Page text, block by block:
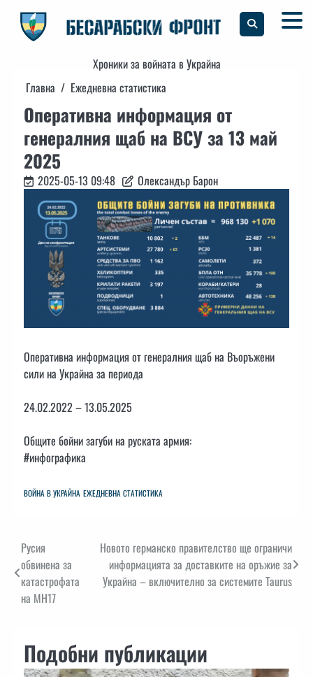
content
Хроники за войната в Украйна
Главна
Ежедневна статистика
Оперативна информация от
генералния щаб на ВСУ за 13 май
2025
2025-05-13 09:48 Олександър Барон
Оперативна информация от генералния щаб на Въоръжени
сили на Украйна за периода
24.02.2022 – 13.05.2025
Общите бойни загуби на руската армия:
#инфографика
ВОЙНА В УКРАЙНА ЕЖЕДНЕВНА СТАТИСТИКА
Навигация
Русия
обвинена за
катастрофата
на MH17
Новото германско правителство ще ограничи
информацията за доставките на оръжие за
Украйна – включително за системите Taurus
Подобни публикации